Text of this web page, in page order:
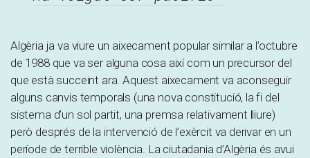
Algèria ja va viure un aixecament popular similar a l’octubre
de 1988 que va ser alguna cosa així com un precursor del
que està succeint ara. Aquest aixecament va aconseguir
alguns canvis temporals (una nova constitució, la fi del
sistema d’un sol partit, una premsa relativament lliure)
però després de la intervenció de l’exèrcit va derivar en un
període de terrible violència. La ciutadania d’Algèria és avui